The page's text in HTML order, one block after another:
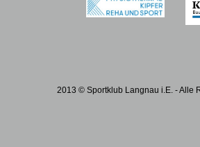
2013 © Sportklub Langnau i.E. - Alle